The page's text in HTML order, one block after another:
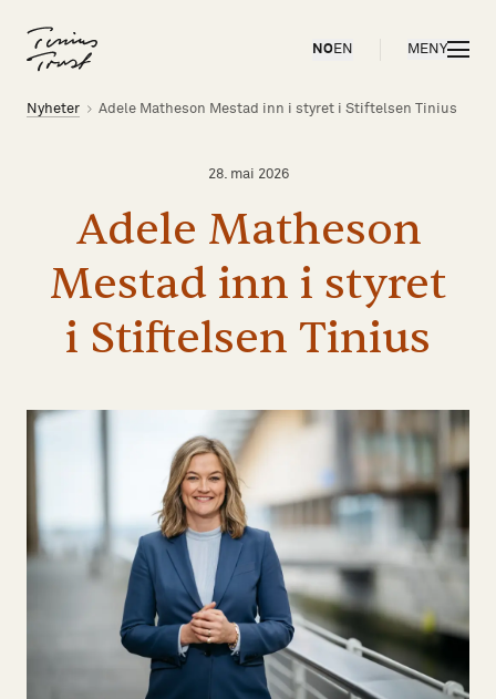
Til forsiden
NOEN ÅPNE
MENY
Brødsmulesti
Nyheter Adele Matheson Mestad inn i styret i Stiftelsen Tinius
28. mai 2026
Adele Matheson
Mestad inn i styret
i Stiftelsen Tinius